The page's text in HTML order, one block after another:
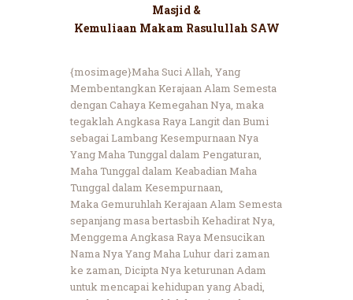
Masjid &
Kemuliaan Makam Rasulullah SAW
{mosimage}Maha Suci Allah, Yang
Membentangkan Kerajaan Alam Semesta
dengan Cahaya Kemegahan Nya, maka
tegaklah Angkasa Raya Langit dan Bumi
sebagai Lambang Kesempurnaan Nya
Yang Maha Tunggal dalam Pengaturan,
Maha Tunggal dalam Keabadian Maha
Tunggal dalam Kesempurnaan,
Maka Gemuruhlah Kerajaan Alam Semesta
sepanjang masa bertasbih Kehadirat Nya,
Menggema Angkasa Raya Mensucikan
Nama Nya Yang Maha Luhur dari zaman
ke zaman, Dicipta Nya keturunan Adam
untuk mencapai kehidupan yang Abadi,